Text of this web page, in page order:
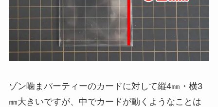
ゾン噛まパーティーのカードに対して縦4㎜・横3
㎜大きいですが、中でカードが動くようなことは